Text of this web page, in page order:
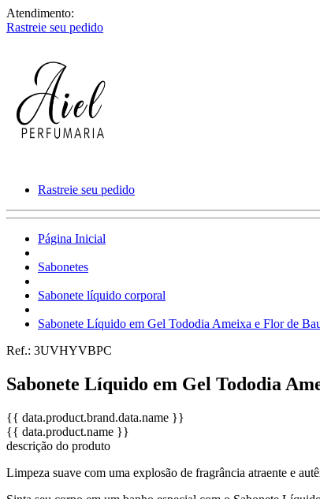
Atendimento:
Rastreie seu pedido
Rastreie seu pedido
Página Inicial
Sabonetes
Sabonete líquido corporal
Sabonete Líquido em Gel Tododia Ameixa e Flor de
Ref.: 3UVHYVBPC
Sabonete Líquido em Gel Tododia
{{ data.product.brand.data.name }}
{{ data.product.name }}
descrição do produto
Limpeza suave com uma explosão de fragrância atraente e